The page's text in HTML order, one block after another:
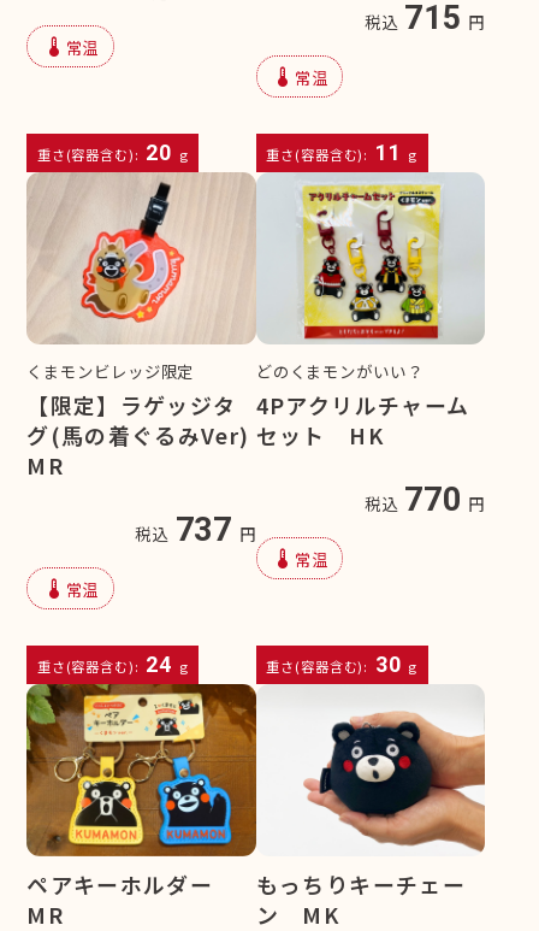
device_thermostat 常温
重さ(容器含む): 20 g
税込 715 円
device_thermostat 常温
重さ(容器含む): 11 g
くまモンビレッジ限定
【限定】ラゲッジタ
グ(馬の着ぐるみVer)
MR
税込 737 円
device_thermostat 常温
重さ(容器含む): 24 g
どのくまモンがいい？
4Pアクリルチャーム
セット HK
税込 770 円
device_thermostat 常温
重さ(容器含む): 30 g
ペアキーホルダー
MR
もっちりキーチェー
ン MK